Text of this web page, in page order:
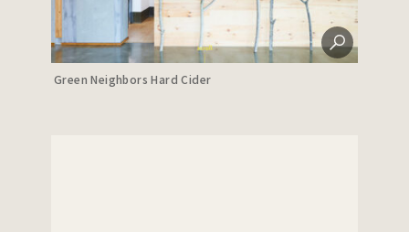
Green Neighbors Hard Cider